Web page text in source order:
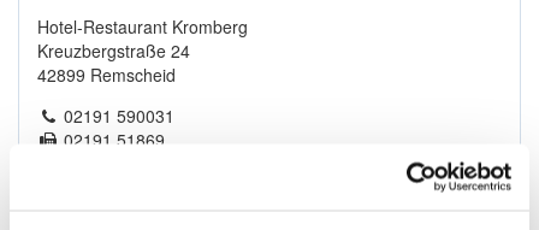
Hotel-Restaurant Kromberg
Kreuzbergstraße 24
42899 Remscheid
02191 590031
02191 51869